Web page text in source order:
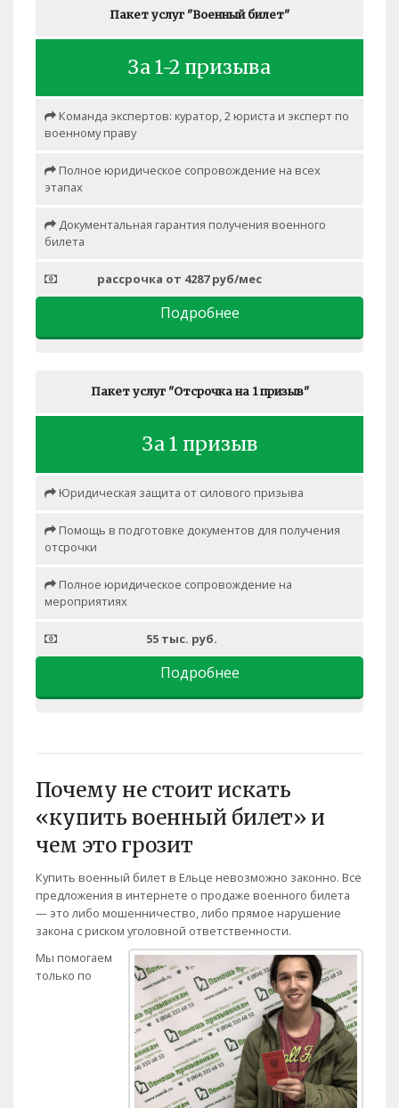
Пакет услуг "Военный билет"
За 1-2 призыва
Команда экспертов: куратор, 2 юриста и эксперт по
военному праву
Полное юридическое сопровождение на всех
этапах
Документальная гарантия получения военного
билета
рассрочка от 4287 руб/мес
Подробнее
Пакет услуг "Отсрочка на 1 призыв"
За 1 призыв
Юридическая защита от силового призыва
Помощь в подготовке документов для получения
отсрочки
Полное юридическое сопровождение на
мероприятиях
55 тыс. руб.
Подробнее
Почему не стоит искать
«купить военный билет» и
чем это грозит
Купить военный билет в Ельце невозможно законно. Все
предложения в интернете о продаже военного билета
— это либо мошенничество, либо прямое нарушение
закона с риском уголовной ответственности.
Мы помогаем
только по